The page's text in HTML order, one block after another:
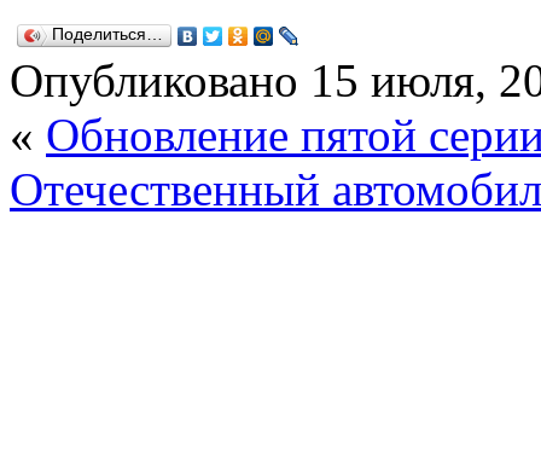
Поделиться…
Опубликовано 15 июля,
« Обновление пятой
Отечественный